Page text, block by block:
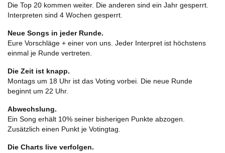
Die Top 20 kommen weiter. Die anderen sind ein Jahr gesperrt.
Interpreten sind 4 Wochen gesperrt.
Neue Songs in jeder Runde.
Eure Vorschläge + einer von uns. Jeder Interpret ist höchstens
einmal je Runde vertreten.
Die Zeit ist knapp.
Montags um 18 Uhr ist das Voting vorbei. Die neue Runde
beginnt um 22 Uhr.
Abwechslung.
Ein Song erhält 10% seiner bisherigen Punkte abzogen.
Zusätzlich einen Punkt je Votingtag.
Die Charts live verfolgen.